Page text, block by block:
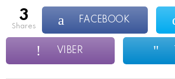
3
shares
FACEBOOK
VIBER